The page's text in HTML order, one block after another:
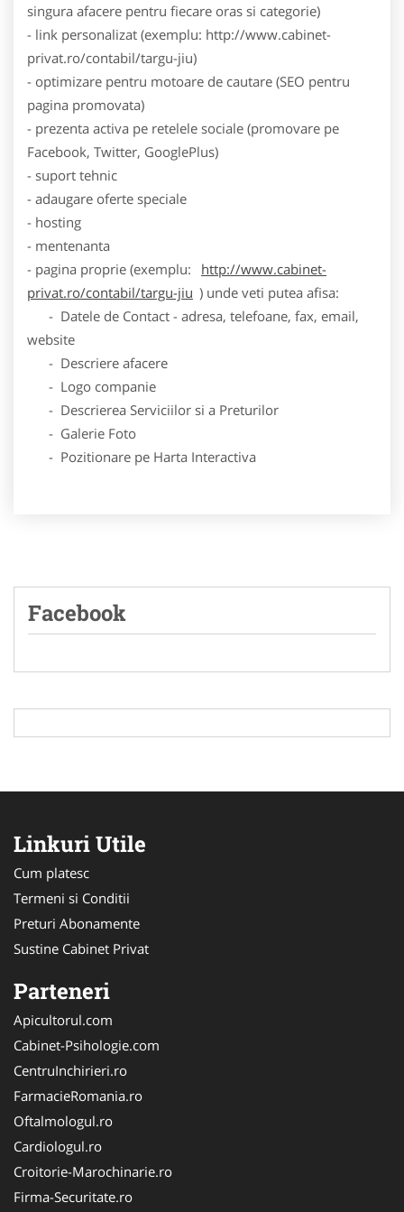
singura afacere pentru fiecare oras si categorie)
- link personalizat (exemplu: http://www.cabinet-
privat.ro/contabil/targu-jiu)
- optimizare pentru motoare de cautare (SEO pentru
pagina promovata)
- prezenta activa pe retelele sociale (promovare pe
Facebook, Twitter, GooglePlus)
- suport tehnic
- adaugare oferte speciale
- hosting
- mentenanta
- pagina proprie (exemplu:
http://www.cabinet-
privat.ro/contabil/targu-jiu ) unde veti putea afisa:
- Datele de Contact - adresa, telefoane, fax, email,
website
- Descriere afacere
- Logo companie
- Descrierea Serviciilor si a Preturilor
- Galerie Foto
- Pozitionare pe Harta Interactiva
Facebook
Linkuri Utile
Cum platesc
Termeni si Conditii
Preturi Abonamente
Sustine Cabinet Privat
Parteneri
Apicultorul.com
Cabinet-Psihologie.com
CentruInchirieri.ro
FarmacieRomania.ro
Oftalmologul.ro
Cardiologul.ro
Croitorie-Marochinarie.ro
Firma-Securitate.ro